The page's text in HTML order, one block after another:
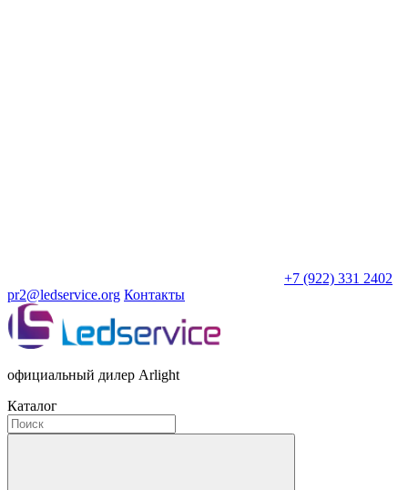
+7 (922) 331 2402
pr2@ledservice.org Контакты
официальный дилер Arlight
Каталог